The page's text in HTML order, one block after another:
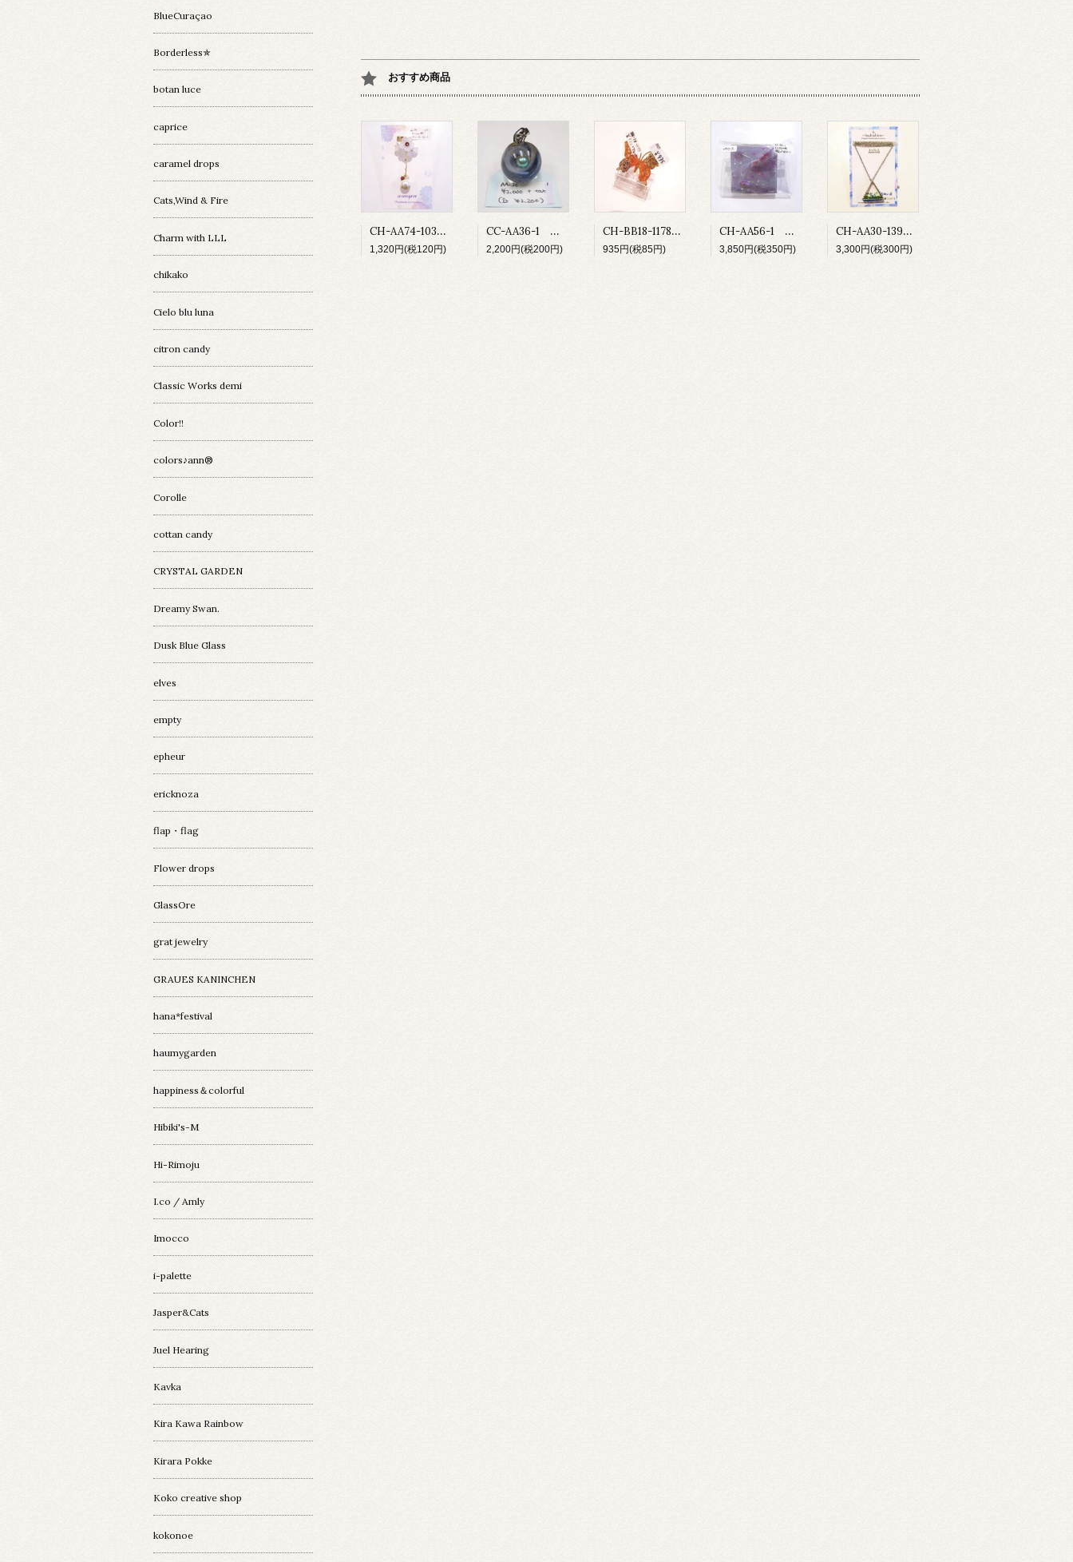
おすすめ商品
CH-AA74-103 ベルフラワー
1,320円(税120円)
CC-AA36-1 宇宙玉ペンダントトップ
2,200円(税200円)
CH-BB18-1178 ゆびわ
935円(税85円)
CH-AA56-1 お薬付ピルケース
3,850円(税350円)
CH-AA30-139 鉱物の庭 ネックレス
3,300円(税300円)
BlueCuraçao
Borderless✯
botan luce
caprice
caramel drops
Cats,Wind & Fire
Charm with LLL
chikako
Cielo blu luna
citron candy
Classic Works demi
Color!!
colors♪ann®︎
Corolle
cottan candy
CRYSTAL GARDEN
Dreamy Swan.
Dusk Blue Glass
elves
empty
epheur
ericknoza
flap・flag
Flower drops
GlassOre
grat jewelry
GRAUES KANINCHEN
hana*festival
haumygarden
happiness＆colorful
Hibiki's-M
Hi-Rimoju
I.co / Amly
Imocco
i-palette
Jasper&Cats
Juel Hearing
Kavka
Kira Kawa Rainbow
Kirara Pokke
Koko creative shop
kokonoe